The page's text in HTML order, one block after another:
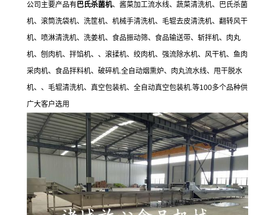
公司主要产品有巴氏杀菌机、酱菜加工流水线、蔬菜清洗机、巴氏杀菌
机、滚筒洗袋机、洗筐机、机械手清洗机、毛辊去皮清洗机、翻转风干
机、喷淋清洗机、洗姜机、食品振动筛、食品输送带、斩拌机、肉丸
机、刨肉机、拌馅机、、滚揉机、绞肉机、强流除水机、风干机、鱼肉
采肉机、食品拌料机、破碎机.全自动烟熏炉、肉丸流水线、甩干脱水
机、、毛辊清洗机、真空包装机、全自动真空包装机.等100多个品种供
广大客户选用